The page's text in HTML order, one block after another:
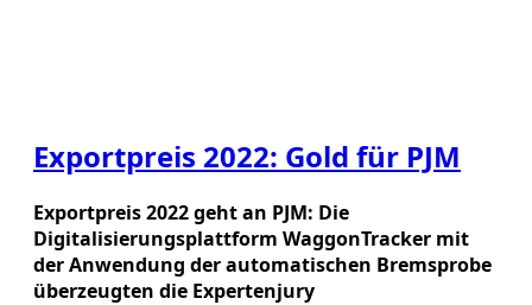
Exportpreis 2022: Gold für PJM
Exportpreis 2022 geht an PJM: Die
Digitalisierungsplattform WaggonTracker mit
der Anwendung der automatischen Bremsprobe
überzeugten die Expertenjury